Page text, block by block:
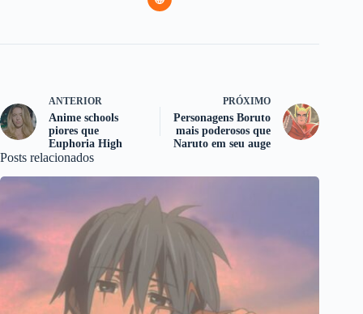
ANTERIOR
Anime schools
piores que
Euphoria High
PRÓXIMO
Personagens Boruto
mais poderosos que
Naruto em seu auge
Posts relacionados